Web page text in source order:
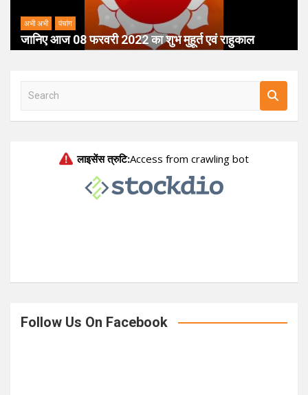
अभी अभी पंचांग
जानिए आज 08 फरवरी 2022 का शुभ मुहूर्त एवं राहुकाल
a
Follow Us On Facebook